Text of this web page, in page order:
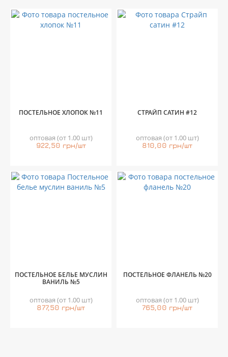
ПОСТЕЛЬНОЕ ХЛОПОК №11
оптовая (от 1.00 шт)
922,50 грн/шт
СТРАЙП САТИН #12
оптовая (от 1.00 шт)
810,00 грн/шт
ПОСТЕЛЬНОЕ БЕЛЬЕ МУСЛИН
ВАНИЛЬ №5
оптовая (от 1.00 шт)
877,50 грн/шт
ПОСТЕЛЬНОЕ ФЛАНЕЛЬ №20
оптовая (от 1.00 шт)
765,00 грн/шт